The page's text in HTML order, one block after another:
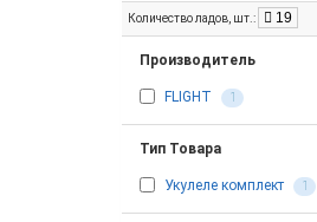
Количество ладов, шт.: 19
Производитель
FLIGHT 1
Тип Товара
Укулеле комплект 1